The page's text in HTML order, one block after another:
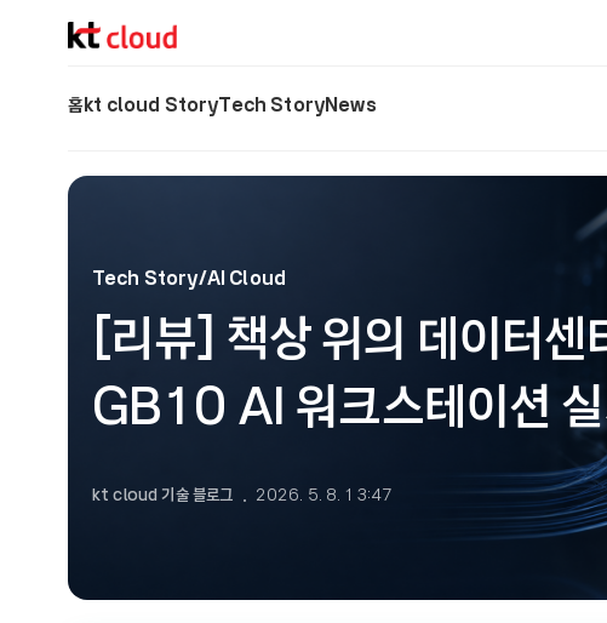
기술 블로그 (Tech) | kt cloud
홈 kt cloud StoryTech StoryNews
Tech Story/AI Cloud
[리뷰] 책상 위의 데이터
GB10 AI 워크스테이션
kt cloud 기술 블로그 2026. 5. 8. 13:47